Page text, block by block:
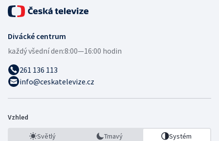
Divácké centrum
každý všední den:8:00—16:00 hodin
261 136 113
info@ceskatelevize.cz
Vzhled
Světlý Tmavý Systém